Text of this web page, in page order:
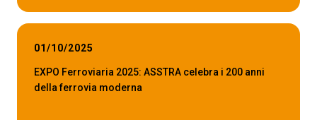
01/10/2025
EXPO Ferroviaria 2025: ASSTRA celebra i 200 anni
della ferrovia moderna